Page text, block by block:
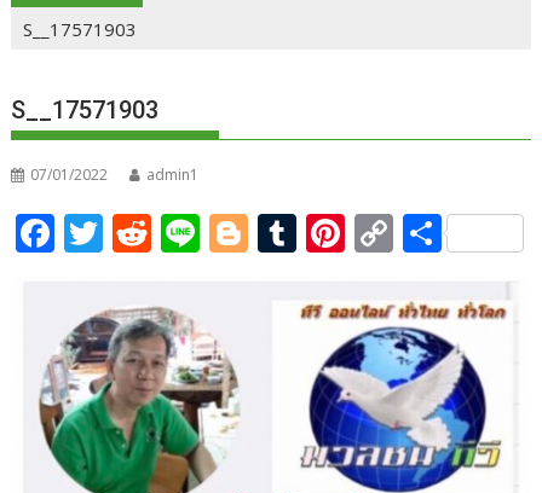
S__17571903
S__17571903
07/01/2022 admin1
F
b
o
o
k
T
itt
er
R
d
di
t
Li Bl T
m
bl
r
Pi
er
e
st
C
p
y
Li
n
k
S
ar
e